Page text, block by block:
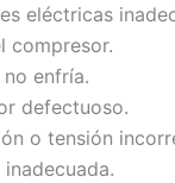
eléctricas
compresor.
enfría.
defectuoso.
o tensión